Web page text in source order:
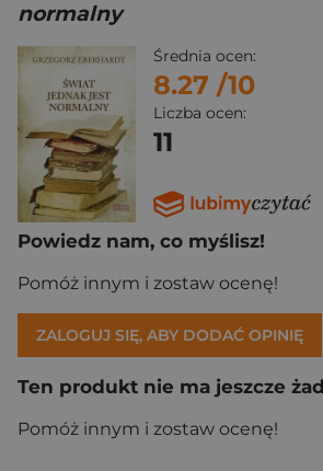
normalny
Średnia ocen:
8.27 /10
Liczba ocen:
11
Powiedz nam, co myślisz!
Pomóż innym i zostaw ocenę!
ZALOGUJ SIĘ, ABY DODAĆ OPINIĘ
Ten produkt nie ma jeszcze
Pomóż innym i zostaw ocenę!